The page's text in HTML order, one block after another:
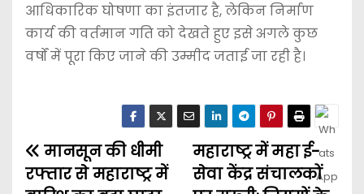
आधिकारिक घोषणा का इंतजार है, लेकिन निर्माण
कार्य की वर्तमान गति को देखते हुए इसे अगले कुछ
वर्षों में पूरा किए जाने की उम्मीद जताई जा रही है।
महाराष्ट्र में महा ई-
सेवा केंद्र संचालकों
मानसून की धीमी
रफ्तार से महाराष्ट्र में